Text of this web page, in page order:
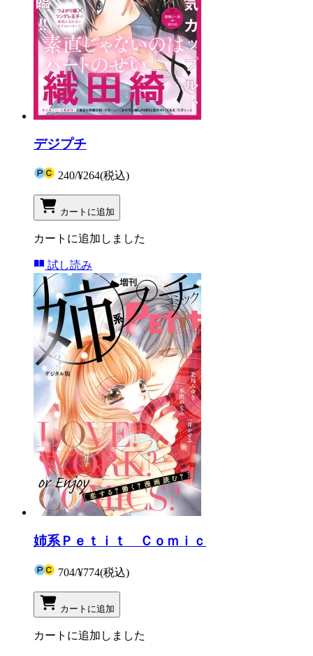
デジプチ
240/¥264(税込)
カートに追加
カートに追加しました
試し読み
姉系Ｐｅｔｉｔ Ｃｏｍｉｃ
704/¥774(税込)
カートに追加
カートに追加しました